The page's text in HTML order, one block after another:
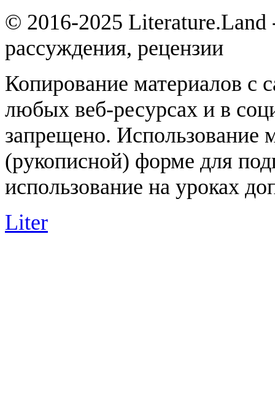
© 2016-2025 Literature.Land
рассуждения, рецензии
Копирование материалов с
любых веб-ресурсах и в
запрещено. Использование
(рукописной) форме для
использование на уроках
Liter